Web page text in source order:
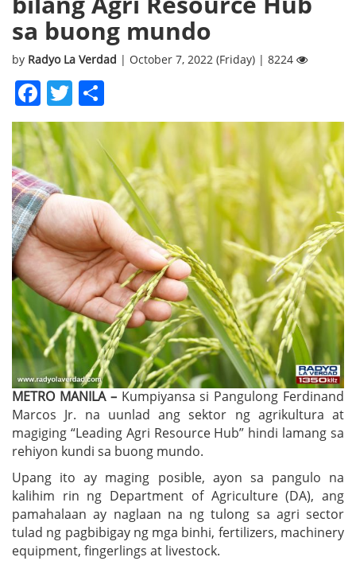
sa buong mundo
by Radyo La Verdad | October 7, 2022 (Friday) | 8224
Facebook
Twitter
METRO MANILA – Kumpiyansa si Pangulong Ferdinand
Marcos Jr. na uunlad ang sektor ng agrikultura at
magiging “Leading Agri Resource Hub” hindi lamang sa
rehiyon kundi sa buong mundo.
Upang ito ay maging posible, ayon sa pangulo na
kalihim rin ng Department of Agriculture (DA), ang
pamahalaan ay naglaan na ng tulong sa agri sector
tulad ng pagbibigay ng mga binhi, fertilizers, machinery
equipment, fingerlings at livestock.